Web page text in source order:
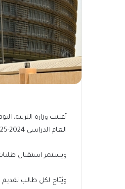
أعلنت وزارة التربية،
العام الدراسي 2024-2025، وذلك لطلبة القسمين العلمي والأدبي، بالإضافة إلى طلبة التعليم الديني.
ويستمر استقبال
ويُتاح لكل طالب تقديم